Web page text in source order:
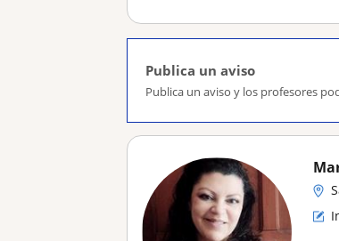
Publica un aviso
Publica un aviso y los profesores